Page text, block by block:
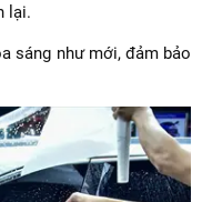
lại.
sáng như mới, đảm bảo